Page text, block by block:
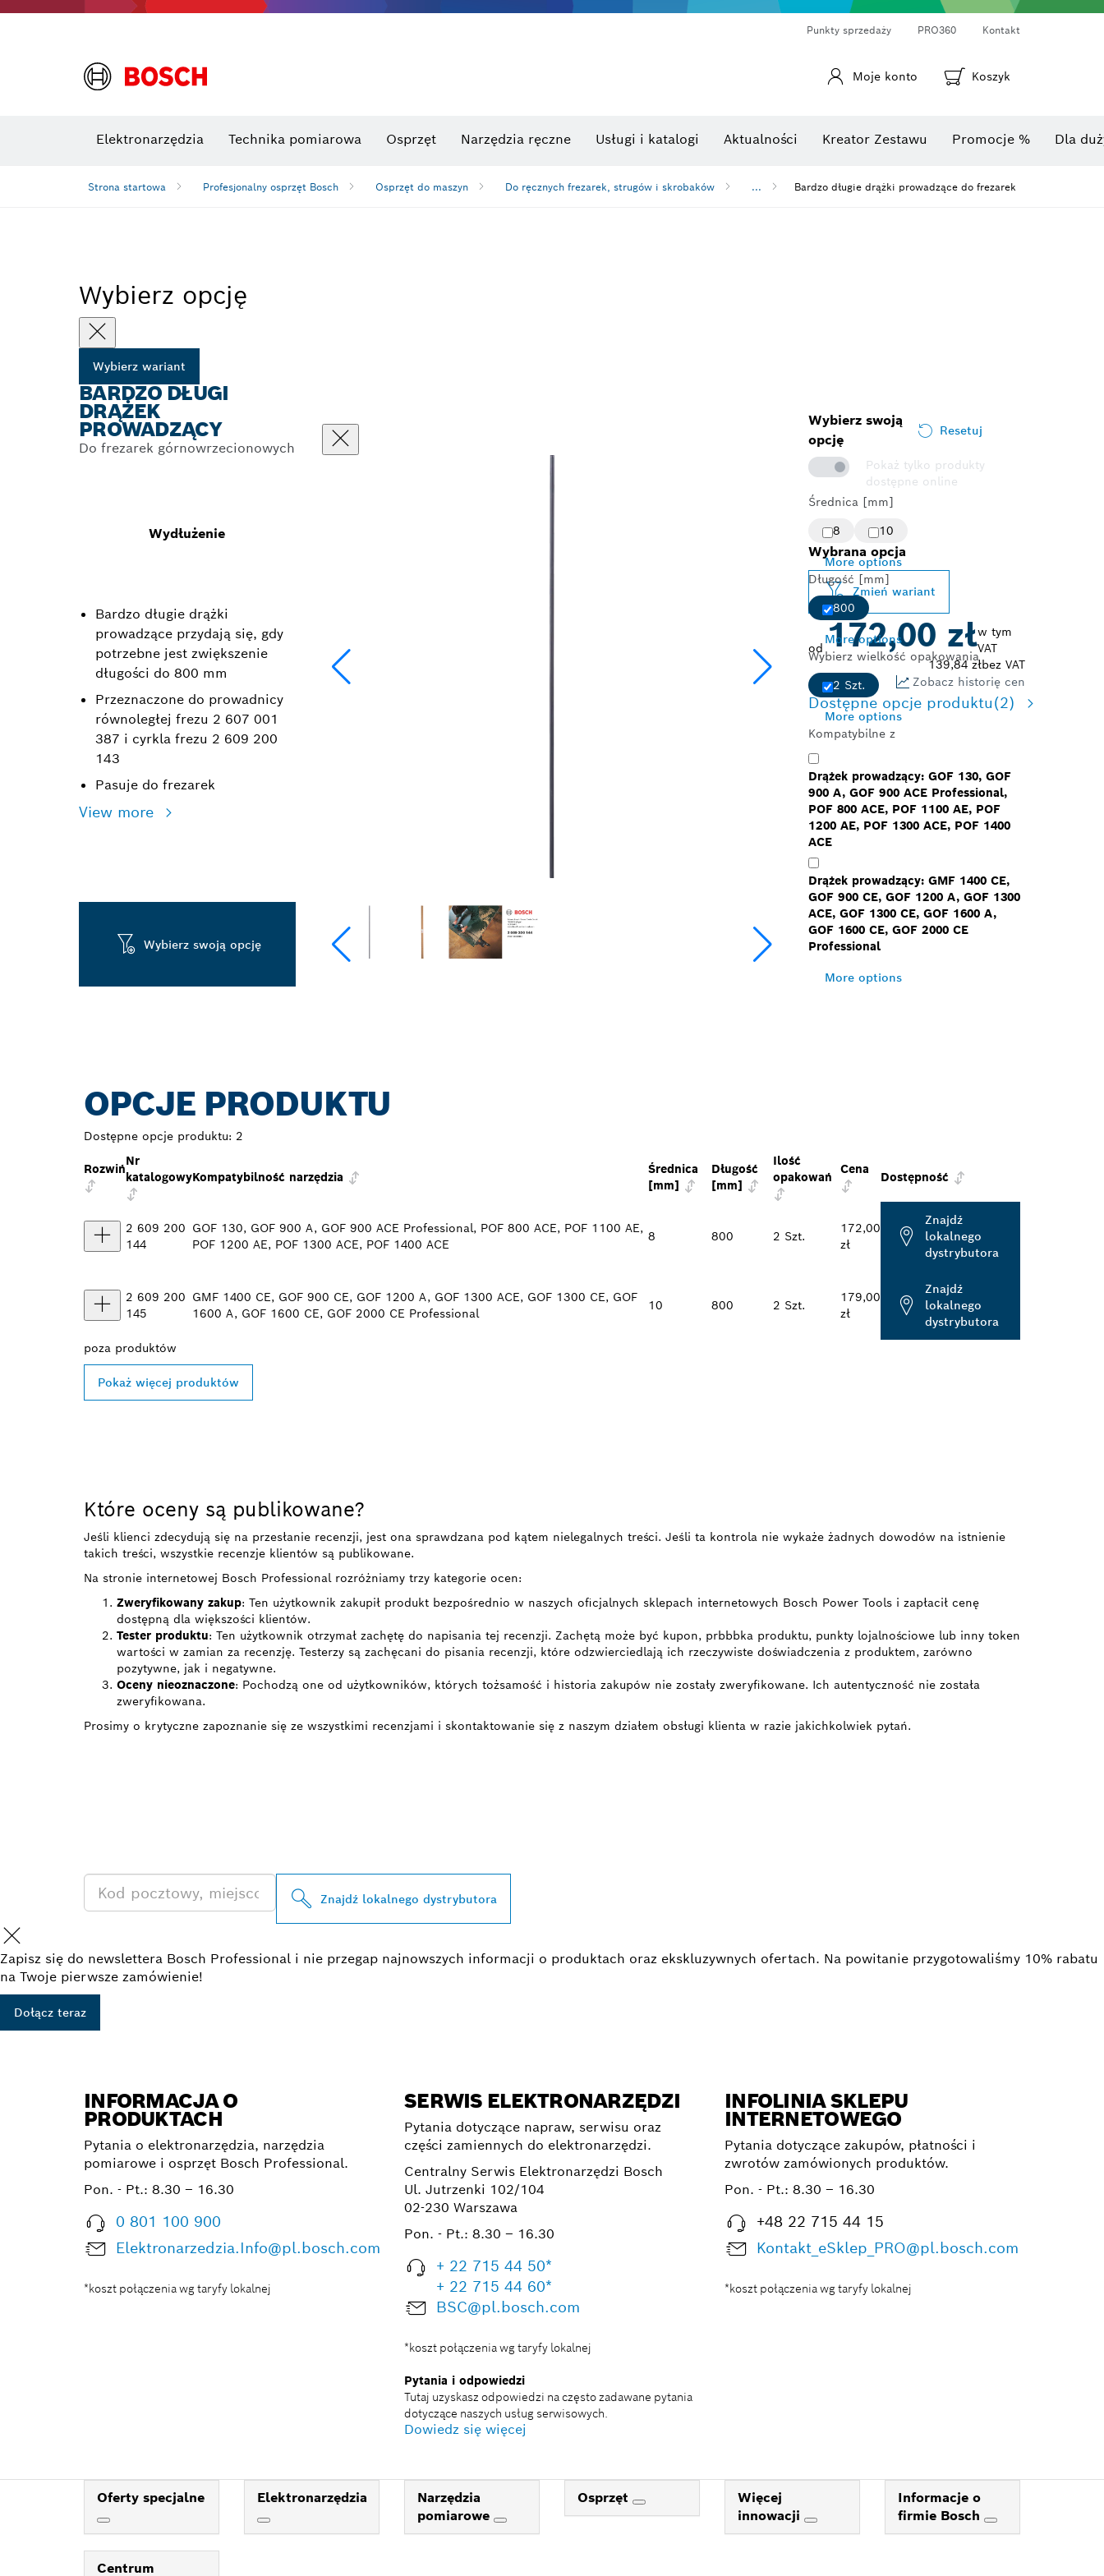
Punkty sprzedaży PRO360 Kontakt
Moje konto Koszyk
Elektronarzędzia Technika pomiarowa Osprzęt Narzędzia ręczne Usługi i katalogi Aktualności Kreator Zestawu Promocje % Dla
Strona startowa Profesjonalny osprzęt Bosch Osprzęt do maszyn Do ręcznych frezarek, strugów i skrobaków ... Bardzo długie drążki prowadzące do frezarek
Wybierz opcję
Wybierz wariant
BARDZO DŁUGI
DRĄŻEK
PROWADZĄCY
Do frezarek górnowrzecionowych
Wydłużenie
Bardzo długie drążki
prowadzące przydają się, gdy
potrzebne jest zwiększenie
długości do 800 mm
Przeznaczone do prowadnicy
równoległej frezu 2 607 001
387 i cyrkla frezu 2 609 200
143
Pasuje do frezarek
View more
Wybierz swoją opcję
Wybierz swoją
opcję
Resetuj
Pokaż tylko produkty
dostępne online
Średnica [mm]
8
10
More options
Długość [mm]
800
More options
Wybierz wielkość opakowania
2 Szt.
More options
Kompatybilne z
Drążek prowadzący: GOF 130, GOF
900 A, GOF 900 ACE Professional,
POF 800 ACE, POF 1100 AE, POF
1200 AE, POF 1300 ACE, POF 1400
ACE
Drążek prowadzący: GMF 1400 CE,
GOF 900 CE, GOF 1200 A, GOF 1300
ACE, GOF 1300 CE, GOF 1600 A,
GOF 1600 CE, GOF 2000 CE
Professional
More options
Wybrana opcja
Zmień wariant
od172,00 złw tym
VAT
139,84 złbez VAT
Zobacz historię cen
Dostępne opcje produktu(2)
OPCJE PRODUKTU
Dostępne opcje produktu: 2
Rozwiń
Nr
katalogowyKompatybilność narzędzia
Średnica
[mm]
Długość
[mm]
Ilość
opakowań
Cena
Dostępność
2 609 200
144
GOF 130, GOF 900 A, GOF 900 ACE Professional, POF 800 ACE, POF 1100 AE,
POF 1200 AE, POF 1300 ACE, POF 1400 ACE
8 800 2 Szt.
172,00
zł
Znajdź
lokalnego
dystrybutora
2 609 200
145
GMF 1400 CE, GOF 900 CE, GOF 1200 A, GOF 1300 ACE, GOF 1300 CE, GOF
1600 A, GOF 1600 CE, GOF 2000 CE Professional
10 800 2 Szt.
179,00
zł
Znajdź
lokalnego
dystrybutora
poza produktów
Pokaż więcej produktów
Które oceny są publikowane?
Jeśli klienci zdecydują się na przesłanie recenzji, jest ona sprawdzana pod kątem nielegalnych treści. Jeśli ta kontrola nie wykaże żadnych dowodów na istnienie
takich treści, wszystkie recenzje klientów są publikowane.
Na stronie internetowej Bosch Professional rozróżniamy trzy kategorie ocen:
Zweryfikowany zakup: Ten użytkownik zakupił produkt bezpośrednio w naszych oficjalnych sklepach internetowych Bosch Power Tools i zapłacił cenę
dostępną dla większości klientów.
Tester produktu: Ten użytkownik otrzymał zachętę do napisania tej recenzji. Zachętą może być kupon, prbbbka produktu, punkty lojalnościowe lub inny token
wartości w zamian za recenzję. Testerzy są zachęcani do pisania recenzji, które odzwierciedlają ich rzeczywiste doświadczenia z produktem, zarówno
pozytywne, jak i negatywne.
Oceny nieoznaczone: Pochodzą one od użytkowników, których tożsamość i historia zakupów nie zostały zweryfikowane. Ich autentyczność nie została
zweryfikowana.
Prosimy o krytyczne zapoznanie się ze wszystkimi recenzjami i skontaktowanie się z naszym działem obsługi klienta w razie jakichkolwiek pytań.
Znajdź lokalnego dystrybutora
Zapisz się do newslettera Bosch Professional i nie przegap najnowszych informacji o produktach oraz ekskluzywnych ofertach. Na powitanie przygotowaliśmy 10% rabatu
na Twoje pierwsze zamówienie!
Dołącz teraz
INFORMACJA O
PRODUKTACH
Pytania o elektronarzędzia, narzędzia
pomiarowe i osprzęt Bosch Professional.
Pon. - Pt.: 8.30 – 16.30
0 801 100 900
Elektronarzedzia.Info@pl.bosch.com
*koszt połączenia wg taryfy lokalnej
SERWIS ELEKTRONARZĘDZI
Pytania dotyczące napraw, serwisu oraz
części zamiennych do elektronarzędzi.
Centralny Serwis Elektronarzędzi Bosch
Ul. Jutrzenki 102/104
02-230 Warszawa
Pon. - Pt.: 8.30 – 16.30
+ 22 715 44 50*
+ 22 715 44 60*
BSC@pl.bosch.com
*koszt połączenia wg taryfy lokalnej
Pytania i odpowiedzi
Tutaj uzyskasz odpowiedzi na często zadawane pytania
dotyczące naszych usług serwisowych.
Dowiedz się więcej
INFOLINIA SKLEPU
INTERNETOWEGO
Pytania dotyczące zakupów, płatności i
zwrotów zamówionych produktów.
Pon. - Pt.: 8.30 – 16.30
+48 22 715 44 15
Kontakt_eSklep_PRO@pl.bosch.com
*koszt połączenia wg taryfy lokalnej
Oferty specjalne Elektronarzędzia
Narzędzia
pomiarowe
Osprzęt
Więcej
innowacji
Informacje o
firmie Bosch
Centrum